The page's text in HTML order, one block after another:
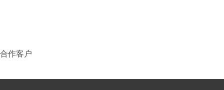
合作客户